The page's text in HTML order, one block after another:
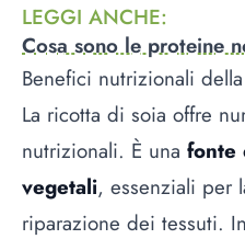
LEGGI ANCHE:
Cosa sono le proteine
Benefici nutrizionali
La ricotta di soia offre
nutrizionali. È una fonte
vegetali, essenziali per
riparazione dei tessuti.